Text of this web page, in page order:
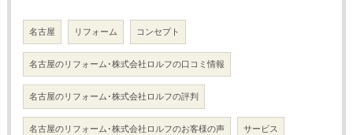
名古屋 リフォーム コンセプト
名古屋のリフォーム･株式会社ロルフの口コミ情報
名古屋のリフォーム･株式会社ロルフの評判
名古屋のリフォーム･株式会社ロルフのお客様の声 サービス